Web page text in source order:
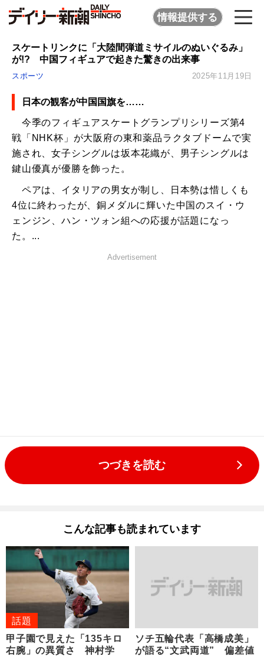
情報提供する
スケートリンクに「大陸間弾道ミサイルのぬいぐるみ」
が!? 中国フィギュアで起きた驚きの出来事
スポーツ 2025年11月19日
日本の観客が中国国旗を……
今季のフィギュアスケートグランプリシリーズ第4
戦「NHK杯」が大阪府の東和薬品ラクタブドームで実
施され、女子シングルは坂本花織が、男子シングルは
鍵山優真が優勝を飾った。
ペアは、イタリアの男女が制し、日本勢は惜しくも
4位に終わったが、銅メダルに輝いた中国のスイ・ウ
ェンジン、ハン・ツォン組への応援が話題になっ
た。...
Advertisement
つづきを読む
こんな記事も読まれています
話題
甲子園で見えた「135キロ
右腕」の異質さ 神村学
ソチ五輪代表「高橋成美」
が語る“文武両道” 偏差値